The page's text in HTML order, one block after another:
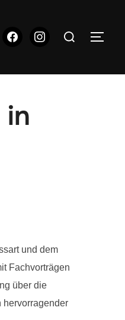
facebookinstagramSuchen
und dem
Fachvorträgen
über die
hervorragender